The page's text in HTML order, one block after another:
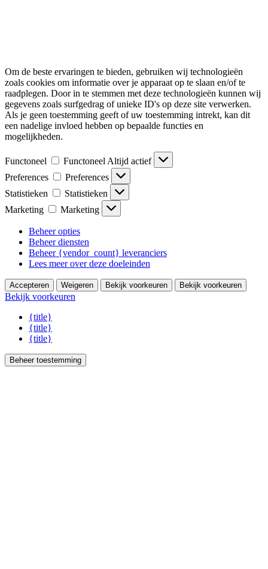
Om de beste ervaringen te bieden, gebruiken wij technologieën
zoals cookies om informatie over je apparaat op te slaan en/of te
raadplegen. Door in te stemmen met deze technologieën kunnen wij
gegevens zoals surfgedrag of unieke ID's op deze site verwerken.
Als je geen toestemming geeft of uw toestemming intrekt, kan dit
een nadelige invloed hebben op bepaalde functies en
mogelijkheden.
Functoneel Functoneel Altijd actief
Preferences
Preferences
Statistieken
Statistieken
Marketing
Marketing
Beheer opties
Beheer diensten
Beheer {vendor_count} leveranciers
Lees meer over deze doeleinden
Accepteren Weigeren Bekijk voorkeuren Bekijk voorkeuren
Bekijk voorkeuren
{title}
{title}
{title}
Beheer toestemming